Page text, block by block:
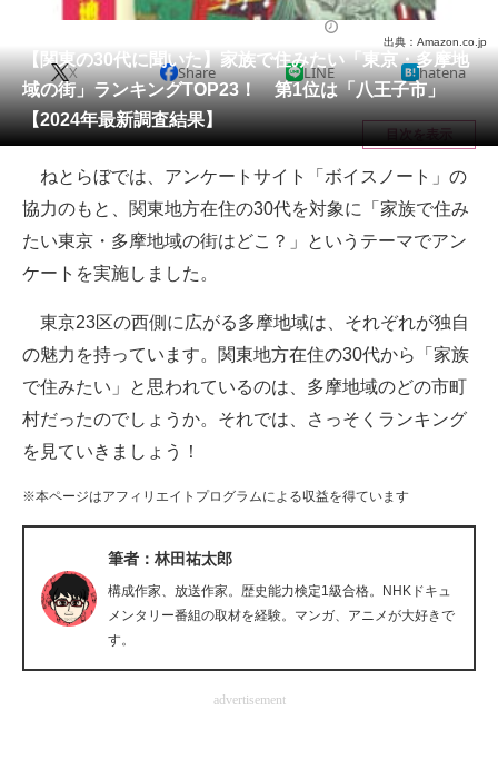
リサーチ
会員記事
メディア
注目記事を集めた総合ページ
ITの今と未来を見通す
スマホと通信の最新トレンド
好きが集まる 比べて選べる
ビジネスと働き方のヒント
マーケ×ITの今がよく分かる
ITエンジニア向け専門サイト
【関東の30代に聞いた】家族で住みたい「東京・多摩地
域の街」ランキングTOP23！ 第1位は「八王子市」
【2024年最新調査結果】
出典：Amazon.co.jp
X Share LINE hatena
目次を表示
ねとらぼでは、アンケートサイト「ボイスノート」の
協力のもと、関東地方在住の30代を対象に「家族で住み
たい東京・多摩地域の街はどこ？」というテーマでアン
ケートを実施しました。
東京23区の西側に広がる多摩地域は、それぞれが独自
の魅力を持っています。関東地方在住の30代から「家族
で住みたい」と思われているのは、多摩地域のどの市町
村だったのでしょうか。それでは、さっそくランキング
を見ていきましょう！
※本ページはアフィリエイトプログラムによる収益を得ています
筆者：林田祐太郎
構成作家、放送作家。歴史能力検定1級合格。NHKドキュ
メンタリー番組の取材を経験。マンガ、アニメが大好きで
す。
advertisement